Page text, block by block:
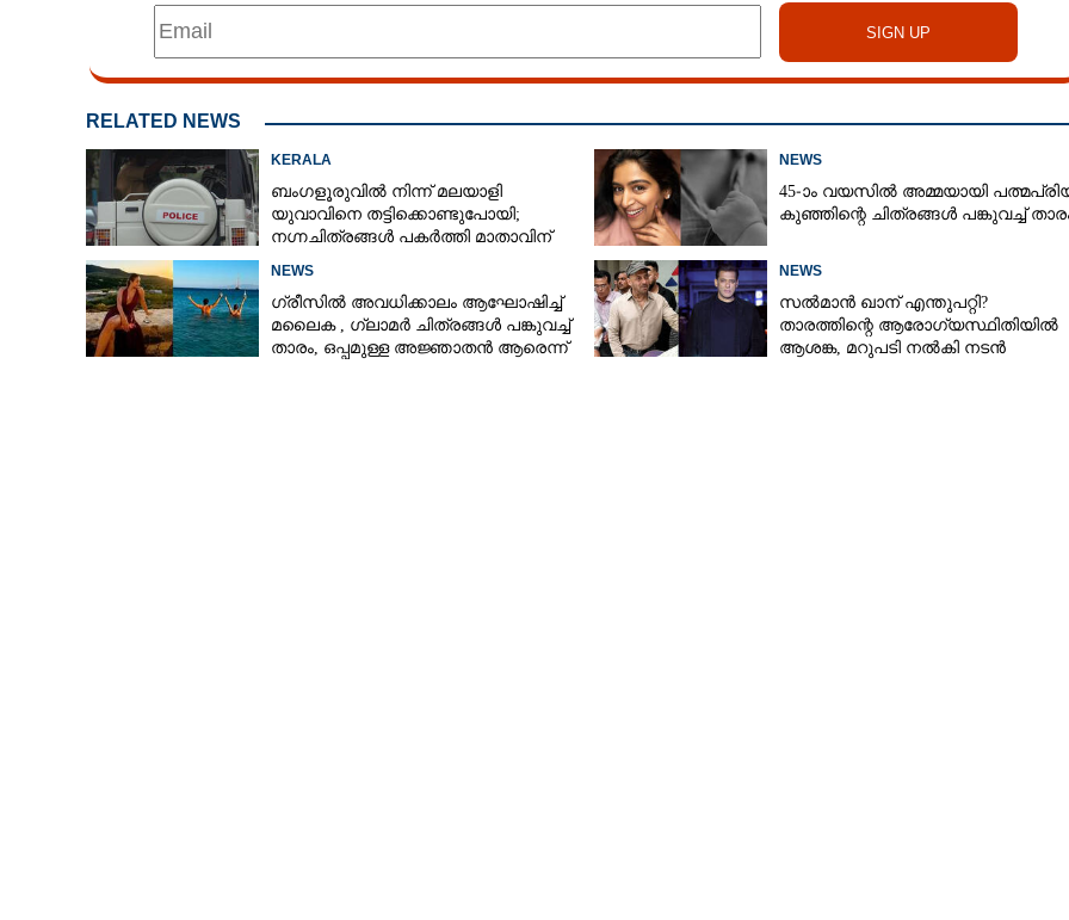
RELATED NEWS
KERALA
ബംഗളൂരുവിൽ നിന്ന് മലയാളി
യുവാവിനെ തട്ടിക്കൊണ്ടുപോയി;
നഗ്നചിത്രങ്ങൾ പകർത്തി മാതാവിന്
NEWS
45-ാം വയസിൽ അമ്മയായി
കുഞ്ഞിന്റെ ചിത്രങ്ങൾ പങ്കുവച്ച്
NEWS
ഗ്രീസിൽ അവധിക്കാലം ആഘോഷിച്ച്
മലൈക ,​ ഗ്ലാമർ ചിത്രങ്ങൾ പങ്കുവച്ച്
താരം,​ ഒപ്പമുള്ള അജ്ഞാതൻ ആരെന്ന്
NEWS
സൽമാൻ ഖാന് എന്തുപറ്റി?
താരത്തിന്റെ ആരോഗ്യസ്ഥിതിയിൽ
ആശങ്ക, മറുപടി നൽകി നടൻ